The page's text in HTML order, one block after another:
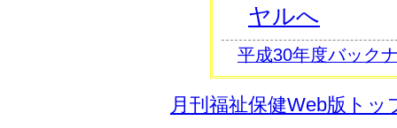
ヤルへ
平成30年度バック
月刊福祉保健Web版トッ